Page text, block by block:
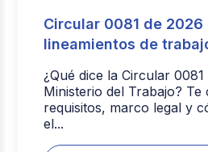
Circular 0081 de 2026
lineamientos de
¿Qué dice la Circular
Ministerio del Trabajo? Te
requisitos, marco legal y
el...